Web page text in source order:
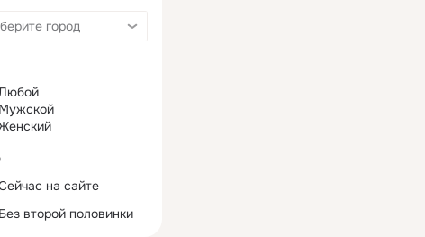
Мужской
на сайте
Без второй половинки